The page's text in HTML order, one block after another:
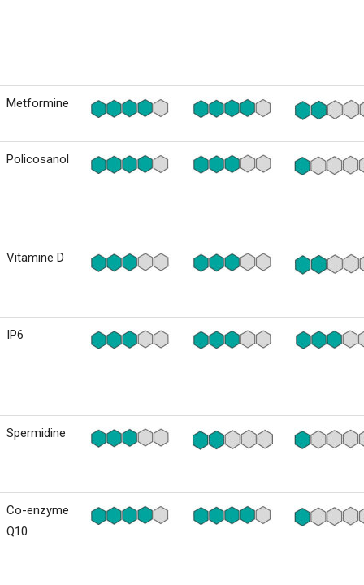
Metformine
Policosanol
Vitamine D
IP6
Spermidine
Co-enzyme
Q10